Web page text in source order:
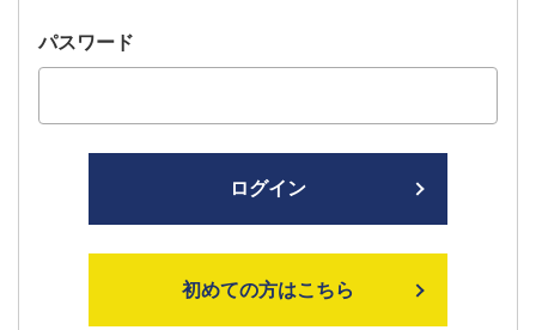
パスワード
ログイン
初めての方はこちら